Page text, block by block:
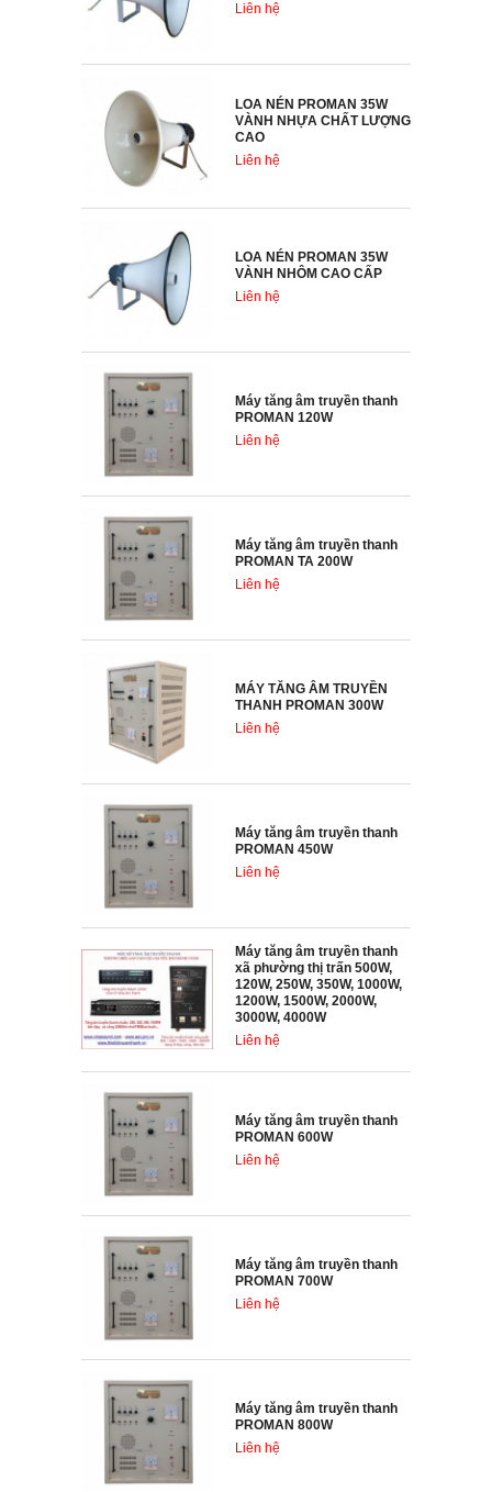
Liên hệ
LOA NÉN PROMAN 35W
VÀNH NHỰA CHẤT LƯỢNG
CAO
Liên hệ
LOA NÉN PROMAN 35W
VÀNH NHÔM CAO CẤP
Liên hệ
Máy tăng âm truyền thanh
PROMAN 120W
Liên hệ
Máy tăng âm truyền thanh
PROMAN TA 200W
Liên hệ
MÁY TĂNG ÂM TRUYỀN
THANH PROMAN 300W
Liên hệ
Máy tăng âm truyền thanh
PROMAN 450W
Liên hệ
Máy tăng âm truyền thanh
xã phường thị trấn 500W,
120W, 250W, 350W, 1000W,
1200W, 1500W, 2000W,
3000W, 4000W
Liên hệ
Máy tăng âm truyền thanh
PROMAN 600W
Liên hệ
Máy tăng âm truyền thanh
PROMAN 700W
Liên hệ
Máy tăng âm truyền thanh
PROMAN 800W
Liên hệ